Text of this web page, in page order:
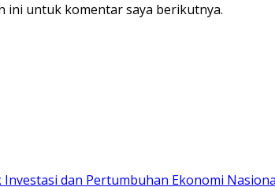
ini untuk komentar saya berikutnya.